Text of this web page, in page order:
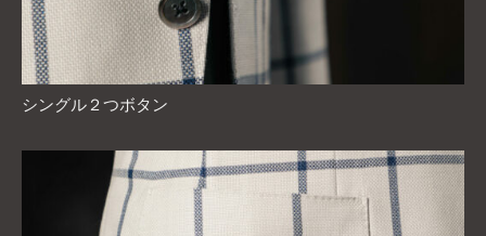
シングル２つボタン